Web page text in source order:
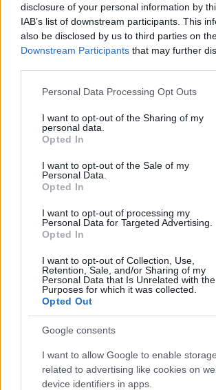
disclosure of your personal information by
IAB’s list of downstream participants. This
also be disclosed by us to third parties on
Downstream Participants that may further
Please note that this website/app uses one
not limited to your visit or usage behaviour.
grant or deny consent to Google and its
use your data for below specified purposes
consent section.
Personal Data Processing Opt Outs
I want to opt-out of the Sharing of my
personal data.
Opted In
I want to opt-out of the Sale of my
Personal Data.
Opted In
I want to opt-out of processing my
Personal Data for Targeted Advertising.
Opted In
I want to opt-out of Collection, Use,
Retention, Sale, and/or Sharing of my
Personal Data that Is Unrelated with the
Purposes for which it was collected.
Opted Out
Google consents
I want to allow Google to enable storage
related to advertising like cookies on
device identifiers in apps.